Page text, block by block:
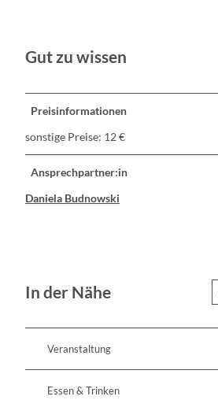
Gut zu wissen
Preisinformationen
sonstige Preise: 12 €
Ansprechpartner:in
Daniela Budnowski
In der Nähe
Veranstaltung
Essen & Trinken